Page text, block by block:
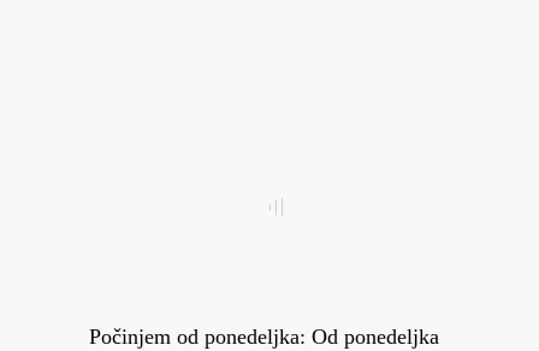
Počinjem od ponedeljka: Od ponedeljka